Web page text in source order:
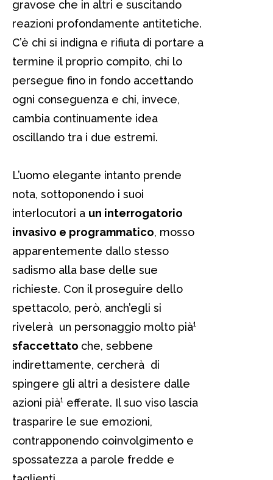
gravose che in altri e suscitando
reazioni profondamente antitetiche.
C’è chi si indigna e rifiuta di portare a
termine il proprio compito, chi lo
persegue fino in fondo accettando
ogni conseguenza e chi, invece,
cambia continuamente idea
oscillando tra i due estremi.
L’uomo elegante intanto prende
nota, sottoponendo i suoi
interlocutori a un interrogatorio
invasivo e programmatico, mosso
apparentemente dallo stesso
sadismo alla base delle sue
richieste. Con il proseguire dello
spettacolo, però, anch’egli si
rivelerà un personaggio molto pià¹
sfaccettato che, sebbene
indirettamente, cercherà di
spingere gli altri a desistere dalle
azioni pià¹ efferate. Il suo viso lascia
trasparire le sue emozioni,
contrapponendo coinvolgimento e
spossatezza a parole fredde e